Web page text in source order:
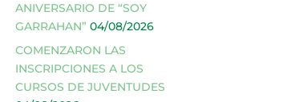
ANIVERSARIO DE “SOY
GARRAHAN” 04/08/2026
COMENZARON LAS
INSCRIPCIONES A LOS
CURSOS DE JUVENTUDES